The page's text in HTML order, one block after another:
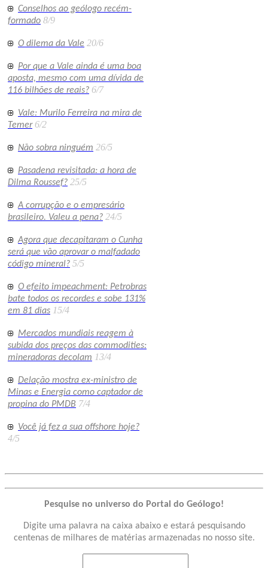
Conselhos ao geólogo recém-
formado 8/9
O dilema da Vale 20/6
Por que a Vale ainda é uma boa
aposta, mesmo com uma dívida de
116 bilhões de reais? 6/7
Vale: Murilo Ferreira na mira de
Temer 6/2
Não sobra ninguém 26/5
Pasadena revisitada: a hora de
Dilma Roussef? 25/5
A corrupção e o empresário
brasileiro. Valeu a pena? 24/5
Agora que decapitaram o Cunha
será que vão aprovar o malfadado
código mineral? 5/5
O efeito impeachment: Petrobras
bate todos os recordes e sobe 131%
em 81 dias 15/4
Mercados mundiais reagem à
subida dos preços das commodities:
mineradoras decolam 13/4
Delação mostra ex-ministro de
Minas e Energia como captador de
propina do PMDB 7/4
Você já fez a sua offshore hoje?
4/5
Pesquise no universo do Portal do Geólogo!
Digite uma palavra na caixa abaixo e estará pesquisando
centenas de milhares de matérias armazenadas no nosso site.